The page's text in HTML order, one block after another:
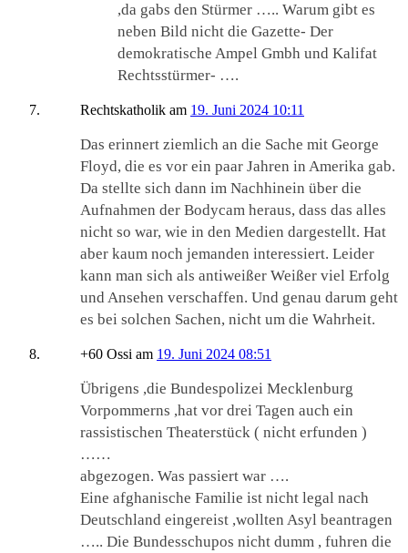
,da gabs den Stürmer ….. Warum gibt es
neben Bild nicht die Gazette- Der
demokratische Ampel Gmbh und Kalifat
Rechtsstürmer- ….
Rechtskatholik am 19. Juni 2024 10:11
Das erinnert ziemlich an die Sache mit George
Floyd, die es vor ein paar Jahren in Amerika gab.
Da stellte sich dann im Nachhinein über die
Aufnahmen der Bodycam heraus, dass das alles
nicht so war, wie in den Medien dargestellt. Hat
aber kaum noch jemanden interessiert. Leider
kann man sich als antiweißer Weißer viel Erfolg
und Ansehen verschaffen. Und genau darum geht
es bei solchen Sachen, nicht um die Wahrheit.
+60 Ossi am 19. Juni 2024 08:51
Übrigens ,die Bundespolizei Mecklenburg
Vorpommerns ,hat vor drei Tagen auch ein
rassistischen Theaterstück ( nicht erfunden )
……
abgezogen. Was passiert war ….
Eine afghanische Familie ist nicht legal nach
Deutschland eingereist ,wollten Asyl beantragen
….. Die Bundesschupos nicht dumm , fuhren die